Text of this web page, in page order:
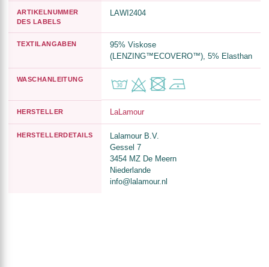
ARTIKELNUMMER
DES LABELS
LAWI2404
TEXTILANGABEN
95% Viskose
(LENZING™ECOVERO™), 5% Elasthan
WASCHANLEITUNG
HERSTELLER LaLamour
HERSTELLERDETAILS
Lalamour B.V.
Gessel 7
3454 MZ De Meern
Niederlande
info@lalamour.nl